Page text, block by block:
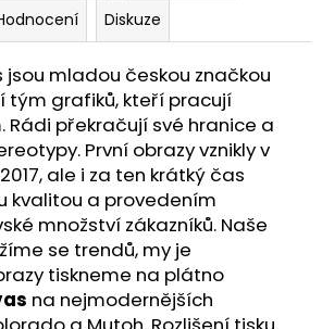
Diskuze
jsou mladou českou značkou
tým grafiků, kteří pracují
Rádi překračují své hranice a
První obrazy vznikly v
ale i za ten krátký čas
kvalitou a provedením
množství zákazníků. Naše
se trendů, my je
tiskneme na plátno
na nejmodernějších